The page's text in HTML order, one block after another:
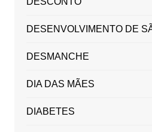
DESENVOLVIMENTO DE
DESMANCHE
DIA DAS MÃES
DIABETES